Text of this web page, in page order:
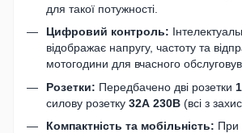
для такої потужності.
Цифровий контроль:
відображає напругу, частоту та
мотогодини для вчасного
Розетки: Передбачено дві розетки
силову розетку 32А 230В (всі з
Компактність та мобільність: При